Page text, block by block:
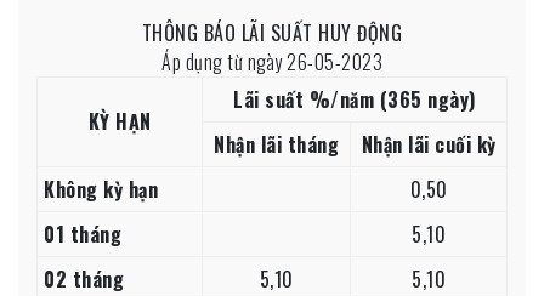
áp
dụng
từ
26-
THÔNG BÁO LÃI SUẤT HUY ĐỘNG
Áp dụng từ ngày 26-05-2023
KỲ HẠN
Lãi suất %/năm (365 ngày)
Nhận lãi tháng
Nhận lãi cuối kỳ
Không kỳ hạn
0,50
01 tháng
5,10
02 tháng
5,10
5,10